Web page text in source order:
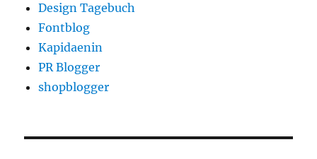
Design Tagebuch
Fontblog
Kapidaenin
PR Blogger
shopblogger